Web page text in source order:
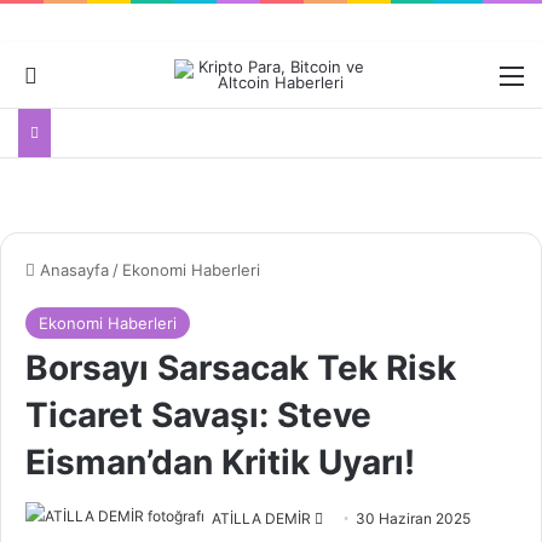
Dış görünümü değiştir
Anasayfa / Ekonomi Haberleri
Ekonomi Haberleri
Borsayı Sarsacak Tek Risk
Ticaret Savaşı: Steve
Eisman’dan Kritik Uyarı!
ATİLLA DEMİR 30 Haziran 2025